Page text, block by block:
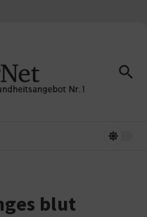
blut